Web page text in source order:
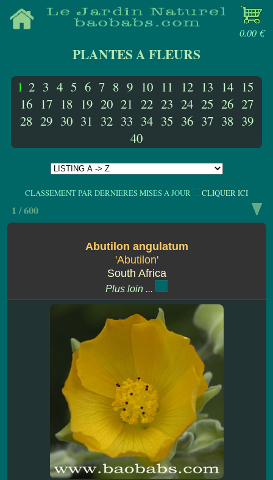
0.00 €
PLANTES A FLEURS
1 2 3 4 5 6 7 8 9 10 11 12 13 14 15
16 17 18 19 20 21 22 23 24 25 26 27
28 29 30 31 32 33 34 35 36 37 38 39
40
CLASSEMENT PAR DERNIERES MISES A JOUR CLIQUER ICI
1 / 600
Abutilon angulatum
'Abutilon'
South Africa
Plus loin ...